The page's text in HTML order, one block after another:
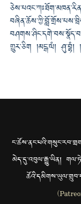
གྱུར་ཅིག །མངྒ་ལཾ། ཤུ་བྷཾ།
མེད་དུ་འབུལ་རྒྱུ་ཡིན།